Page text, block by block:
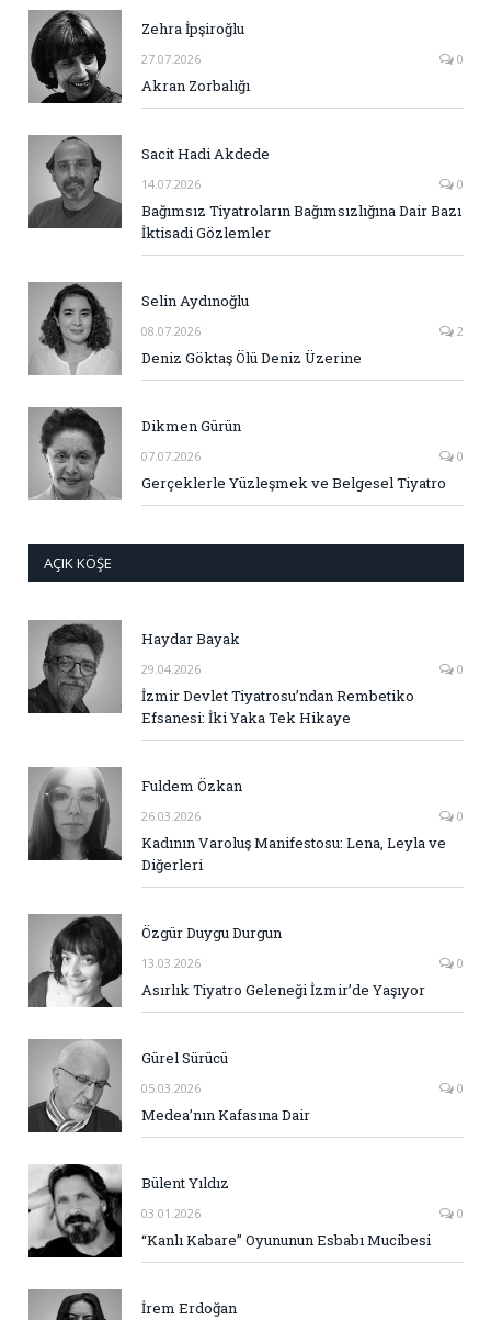
Zehra İpşiroğlu
27.07.2026 0
Akran Zorbalığı
Sacit Hadi Akdede
14.07.2026 0
Bağımsız Tiyatroların Bağımsızlığına Dair Bazı
İktisadi Gözlemler
Selin Aydınoğlu
08.07.2026 2
Deniz Göktaş Ölü Deniz Üzerine
Dikmen Gürün
07.07.2026 0
Gerçeklerle Yüzleşmek ve Belgesel Tiyatro
AÇIK KÖŞE
Haydar Bayak
29.04.2026 0
İzmir Devlet Tiyatrosu’ndan Rembetiko
Efsanesi: İki Yaka Tek Hikaye
Fuldem Özkan
26.03.2026 0
Kadının Varoluş Manifestosu: Lena, Leyla ve
Diğerleri
Özgür Duygu Durgun
13.03.2026 0
Asırlık Tiyatro Geleneği İzmir’de Yaşıyor
Gürel Sürücü
05.03.2026 0
Medea’nın Kafasına Dair
Bülent Yıldız
03.01.2026 0
“Kanlı Kabare” Oyununun Esbabı Mucibesi
İrem Erdoğan